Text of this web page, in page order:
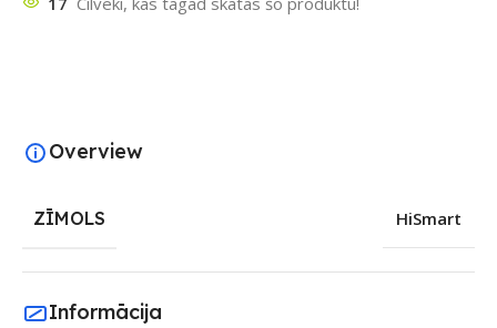
Overview
ZĪMOLS HiSmart
Informācija